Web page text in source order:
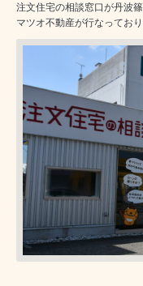
注文住宅の相談窓口が丹波
マツオ不動産が行なっており